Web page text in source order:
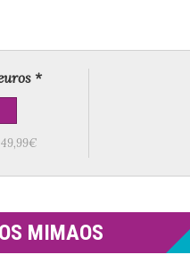
*
MIMAOS